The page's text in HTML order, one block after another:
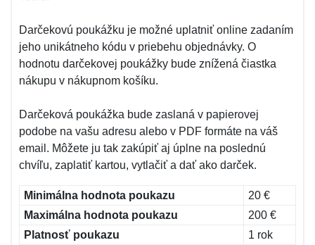
Darčekovú poukážku je možné uplatniť online zadaním
jeho unikátneho kódu v priebehu objednávky. O
hodnotu darčekovej poukážky bude znížená čiastka
nákupu v nákupnom košíku.
Darčeková poukážka bude zaslaná v papierovej
podobe na vašu adresu alebo v PDF formáte na váš
email. Môžete ju tak zakúpiť aj úplne na poslednú
chvíľu, zaplatiť kartou, vytlačiť a dať ako darček.
Minimálna hodnota poukazu
20 €
Maximálna hodnota poukazu
200 €
Platnosť poukazu
1 rok